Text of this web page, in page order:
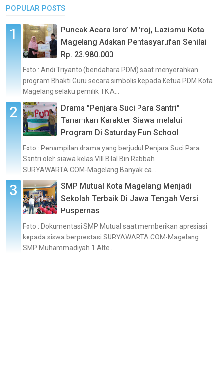
POPULAR POSTS
Puncak Acara Isro’ Mi’roj, Lazismu Kota
Magelang Adakan Pentasyarufan Senilai
Rp. 23.980.000
Foto : Andi Triyanto (bendahara PDM) saat menyerahkan
program Bhakti Guru secara simbolis kepada Ketua PDM Kota
Magelang selaku pemilik TK A...
Drama "Penjara Suci Para Santri"
Tanamkan Karakter Siawa melalui
Program Di Saturday Fun School
Foto : Penampilan drama yang berjudul Penjara Suci Para
Santri oleh siawa kelas VIII Bilal Bin Rabbah
SURYAWARTA.COM-Magelang Banyak ca...
SMP Mutual Kota Magelang Menjadi
Sekolah Terbaik Di Jawa Tengah Versi
Puspernas
Foto : Dokumentasi SMP Mutual saat memberikan apresiasi
kepada siswa berprestasi SURYAWARTA.COM-Magelang
SMP Muhammadiyah 1 Alte...